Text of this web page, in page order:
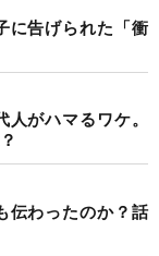
に告げられた「衝
がハマるワケ。
伝わったのか？話